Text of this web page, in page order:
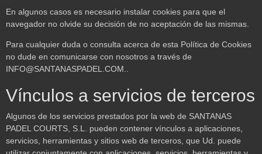
En algunos casos es necesario instalar cookies para que el
navegador no olvide su decisión de no aceptación de las mismas.
Para cualquier duda o consulta acerca de esta Política de Cookies
no dude en comunicarse con nosotros a través de
INFO@SANTANASPADEL.COM..
Vínculos a servicios de terceros
Algunos de los servicios prestados por la web de SANTANAS
PADEL COURTS, S.L. pueden contener vínculos a aplicaciones,
servicios, herramientas y sitios web de terceros, que Ud. puede